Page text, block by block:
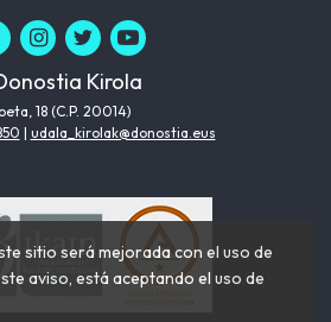
Kirola
18 (C.P. 20014)
| udala_kirolak@donostia.eus
sitio será mejorada con el uso de
aviso, está aceptando el uso de